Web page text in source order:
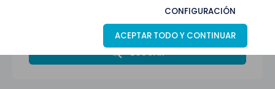
CONFIGURACIÓN
ACEPTAR TODO Y CONTINUAR
Todas las categorías
BUSCAR